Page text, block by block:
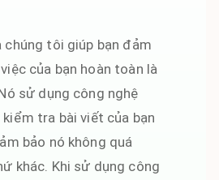
chúng tôi giúp bạn đảm
của bạn hoàn toàn là
sử dụng công nghệ
tra bài viết của bạn
bảo nó không quá
khác. Khi sử dụng công